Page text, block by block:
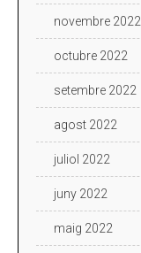
novembre 2022
octubre 2022
setembre 2022
agost 2022
juliol 2022
juny 2022
maig 2022